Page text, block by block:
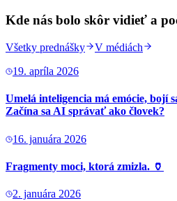
Kde nás bolo skôr vidieť a
Všetky prednášky
V médiách
19. apríla 2026
Umelá inteligencia má emócie, bojí
Začína sa AI správať ako človek?
16. januára 2026
Fragmenty moci, ktorá zmizla. 🏺
2. januára 2026